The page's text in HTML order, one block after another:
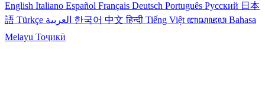
English Italiano Español Français Deutsch Português Русский 日本
語 Türkçe 한국어 中文हिन्दी Tiếng Việt ꦧꦱꦗꦮ Bahasa
Melayu Тоҷикӣ